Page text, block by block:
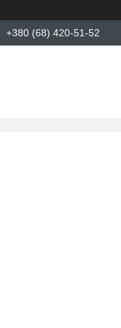
+380 (68) 420-51-52